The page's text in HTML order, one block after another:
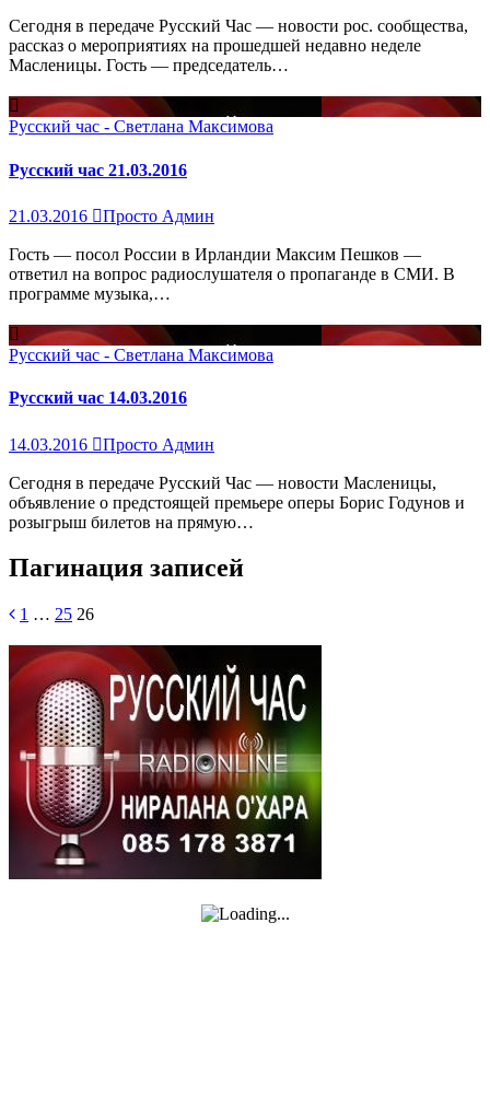
Сегодня в передаче Русский Час — новости рос. сообщества,
рассказ о мероприятиях на прошедшей недавно неделе
Масленицы. Гость — председатель…
Русский час - Светлана Максимова
Русский час 21.03.2016
21.03.2016 Просто Админ
Гость — посол России в Ирландии Максим Пешков —
ответил на вопрос радиослушателя о пропаганде в СМИ. В
программе музыка,…
Русский час - Светлана Максимова
Русский час 14.03.2016
14.03.2016 Просто Админ
Сегодня в передаче Русский Час — новости Масленицы,
объявление о предстоящей премьере оперы Борис Годунов и
розыгрыш билетов на прямую…
Пагинация записей
1 … 25 26